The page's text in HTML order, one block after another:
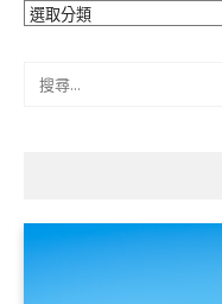
分